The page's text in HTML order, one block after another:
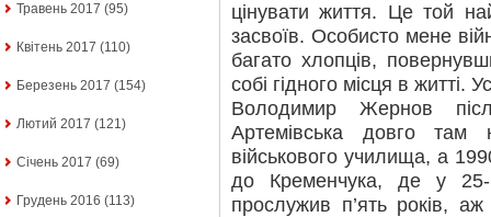
Травень 2017 (95)
Квітень 2017 (110)
Березень 2017 (154)
Лютий 2017 (121)
Січень 2017 (69)
Грудень 2016 (113)
цінувати життя. Це той
засвоїв. Особисто мене
багато хлопців,
собі гідного місця в житті.
Володимир Жернов
Артемівська довго там
військового училища, а
до Кременчука, де у 25-
прослужив п’ять років,